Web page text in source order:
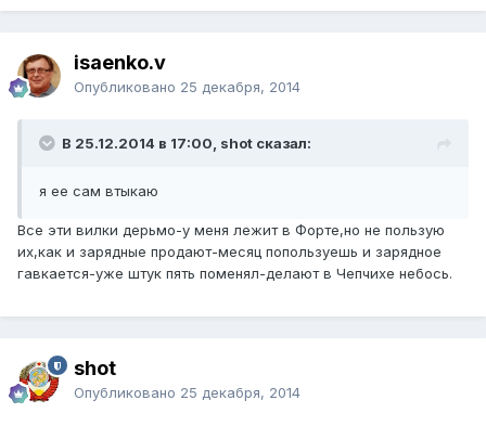
isaenko.v
Опубликовано 25 декабря, 2014
В 25.12.2014 в 17:00, shot сказал:
я ее сам втыкаю
Все эти вилки дерьмо-у меня лежит в Форте,но не пользую
их,как и зарядные продают-месяц попользуешь и зарядное
гавкается-уже штук пять поменял-делают в Чепчихе небось.
shot
Опубликовано 25 декабря, 2014